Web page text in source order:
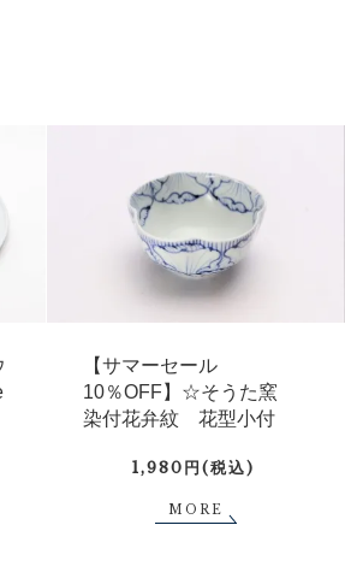
【サマーセール
10％OFF】☆そうた窯
染付花弁紋 花型小付
1,980円(税込)
MORE